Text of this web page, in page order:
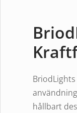
hållbart